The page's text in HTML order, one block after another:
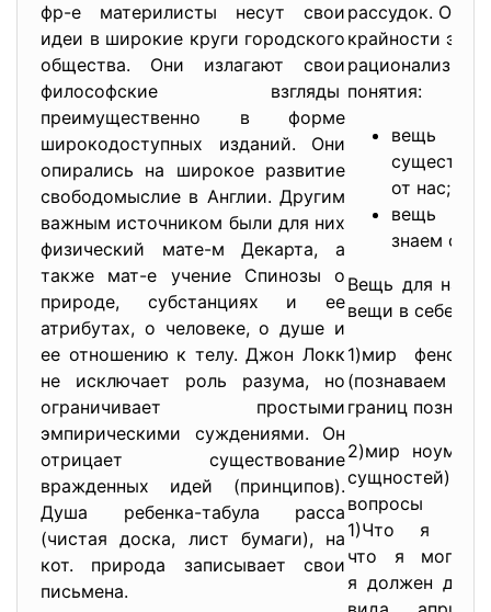
фр-е материлисты несут свои
идеи в широкие круги городского
общества. Они излагают свои
философские взгляды
преимущественно в форме
широкодоступных изданий. Они
опирались на широкое развитие
свободомыслие в Англии. Другим
важным источником были для них
физический мате-м Декарта, а
также мат-е учение Спинозы о
природе, субстанциях и ее
атрибутах, о человеке, о душе и
ее отношению к телу. Джон Локк
не исключает роль разума, но
ограничивает простыми
эмпирическими суждениями. Он
отрицает существование
вражденных идей (принципов).
Душа ребенка-табула расса
(чистая доска, лист бумаги), на
кот. природа записывает свои
письмена.
рассудок. Он
крайности
рационализма.
понятия:
вещь
от нас;
вещь
знаем об
Вещь для нас
вещи в себе.
1)мир
границ
2)мир
1)Что я
что я могу
я должен